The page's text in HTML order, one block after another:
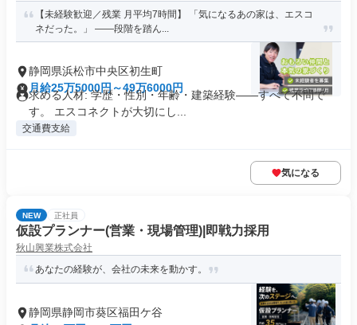
【未経験歓迎／残業 月平均7時間】 「気になるあの家は、エスコ
ネだった。」 ——段階を踏ん...
静岡県浜松市中央区初生町
月給25万5000円～49万6000円
求める人材: 学歴・性別・年齢・建築経験——すべて不問で
す。 エスコネクトが大切にし...
交通費支給
気になる
NEW 正社員
仮設プランナー(営業・現場管理)|即戦力採用
秋山興業株式会社
あなたの経験が、会社の未来を動かす。
静岡県静岡市葵区福田ケ谷